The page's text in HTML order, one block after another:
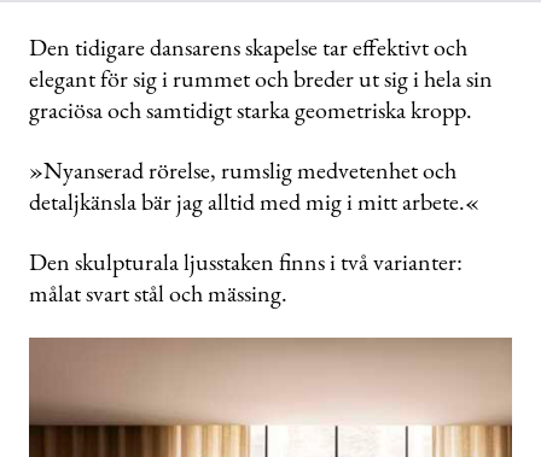
Den tidigare dansarens skapelse tar effektivt och
elegant för sig i rummet och breder ut sig i hela sin
graciösa och samtidigt starka geometriska kropp.
»Nyanserad rörelse, rumslig medvetenhet och
detaljkänsla bär jag alltid med mig i mitt arbete.«
Den skulpturala ljusstaken finns i två varianter:
målat svart stål och mässing.